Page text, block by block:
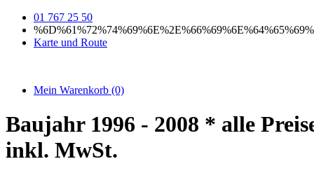
01 767 25 50
Karte und Route
Mein Warenkorb (0)
Baujahr 1996 - 2008 * alle
inkl. MwSt.